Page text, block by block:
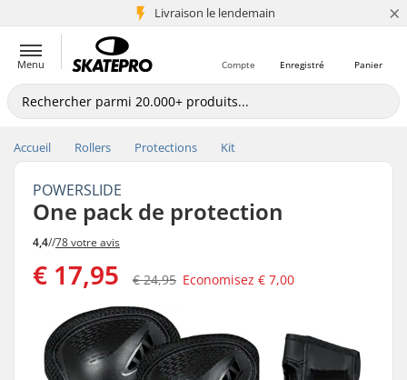
Livraison le lendemain
+5 mio de clients ×
Menu Panier
Enregistré
Compte
Accueil Rollers Protections Kit
POWERSLIDE
One pack de protection
4,4//78 votre avis
€ 17,95 € 24,95 Economisez € 7,00